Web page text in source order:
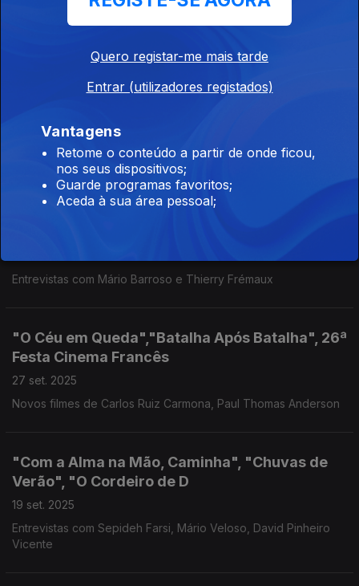
11 out. 2025
Entrevistas com Jorge Cramez, Daniel Mota e Hélder Beja
"Lavagante", "Lumière, A Aventura Continua",
Entrevistas com Mário Barroso e Thierry Frémaux
"O Céu em Queda","Batalha Após Batalha", 26ª
Festa Cinema Francês
27 set. 2025
Novos filmes de Carlos Ruiz Carmona, Paul Thomas Anderson
"Com a Alma na Mão, Caminha", "Chuvas de
Verão", "O Cordeiro de D
19 set. 2025
Entrevistas com Sepideh Farsi, Mário Veloso, David Pinheiro
Vicente
Quero registar-me mais tarde
Entrar (utilizadores registados)
Vantagens
Retome o conteúdo a partir de onde ficou,
nos seus dispositivos;
Guarde programas favoritos;
Aceda à sua área pessoal;